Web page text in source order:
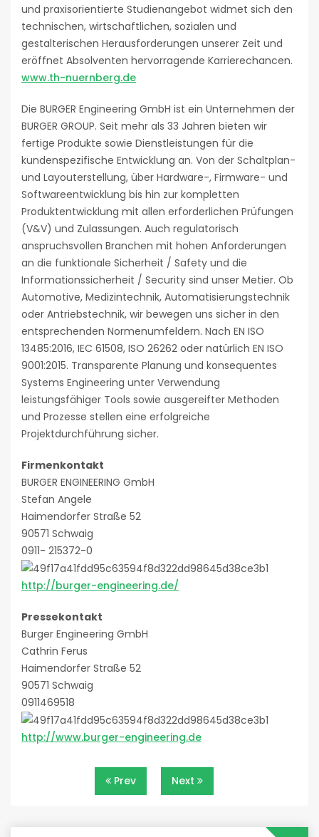
und praxisorientierte Studienangebot widmet sich den
technischen, wirtschaftlichen, sozialen und
gestalterischen Herausforderungen unserer Zeit und
eröffnet Absolventen hervorragende Karrierechancen.
www.th-nuernberg.de
Die BURGER Engineering GmbH ist ein Unternehmen der
BURGER GROUP. Seit mehr als 33 Jahren bieten wir
fertige Produkte sowie Dienstleistungen für die
kundenspezifische Entwicklung an. Von der Schaltplan-
und Layouterstellung, über Hardware-, Firmware- und
Softwareentwicklung bis hin zur kompletten
Produktentwicklung mit allen erforderlichen Prüfungen
(V&V) und Zulassungen. Auch regulatorisch
anspruchsvollen Branchen mit hohen Anforderungen
an die funktionale Sicherheit / Safety und die
Informationssicherheit / Security sind unser Metier. Ob
Automotive, Medizintechnik, Automatisierungstechnik
oder Antriebstechnik, wir bewegen uns sicher in den
entsprechenden Normenumfeldern. Nach EN ISO
13485:2016, IEC 61508, ISO 26262 oder natürlich EN ISO
9001:2015. Transparente Planung und konsequentes
Systems Engineering unter Verwendung
leistungsfähiger Tools sowie ausgereifter Methoden
und Prozesse stellen eine erfolgreiche
Projektdurchführung sicher.
Firmenkontakt
BURGER ENGINEERING GmbH
Stefan Angele
Haimendorfer Straße 52
90571 Schwaig
0911- 215372-0
http://burger-engineering.de/
Pressekontakt
Burger Engineering GmbH
Cathrin Ferus
Haimendorfer Straße 52
90571 Schwaig
0911469518
http://www.burger-engineering.de
Beitragsnavigation
Prev Next